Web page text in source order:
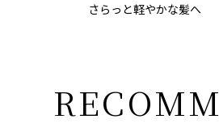
さらっと軽やかな髪へ
RECOMM